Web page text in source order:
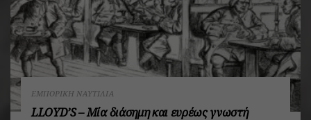
ΕΜΠΟΡΙΚΉ ΝΑΥΤΙΛΊΑ
LLOYD’S – Μία διάσημη και ευρέως γνωστή